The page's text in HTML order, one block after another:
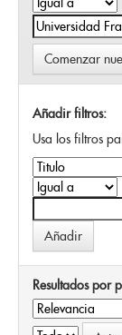
Comenzar
Añadir filtros:
Usa los filtros
Resultados por